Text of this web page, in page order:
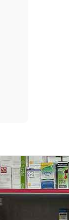
vực